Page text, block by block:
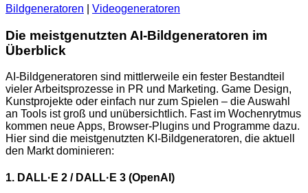
Bildgeneratoren Videogeneratoren
Die meistgenutzten AI-Bildgeneratoren im
Überblick
AI-Bildgeneratoren sind mittlerweile ein fester Bestandteil
vieler Arbeitsprozesse in PR und Marketing. Game Design,
Kunstprojekte oder einfach nur zum Spielen – die Auswahl
an Tools ist groß und unübersichtlich. Fast im Wochenrytmus
kommen neue Apps, Browser-Plugins und Programme dazu.
Hier sind die meistgenutzten KI-Bildgeneratoren, die aktuell
den Markt dominieren:
1. DALL·E 2 / DALL·E 3 (OpenAI)